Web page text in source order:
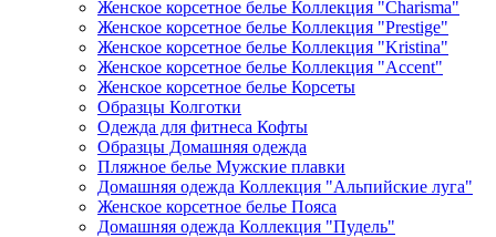
Женское корсетное белье Коллекция "Charisma"
Женское корсетное белье Коллекция "Prestige"
Женское корсетное белье Коллекция "Kristina"
Женское корсетное белье Коллекция "Accent"
Женское корсетное белье Корсеты
Образцы Колготки
Одежда для фитнеса Кофты
Образцы Домашняя одежда
Пляжное белье Мужские плавки
Домашняя одежда Коллекция "Альпийские луга"
Женское корсетное белье Пояса
Домашняя одежда Коллекция "Пудель"